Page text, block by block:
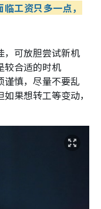
工资只多一点，
，可放胆尝试新机
较合适的时机
谨慎，尽量不要乱
果想转工等变动，